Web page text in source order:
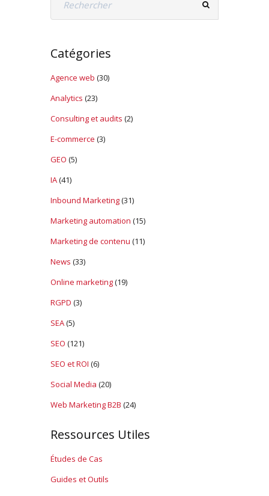
Catégories
Agence web (30)
Analytics (23)
Consulting et audits (2)
E-commerce (3)
GEO (5)
IA(41)
Inbound Marketing(31)
Marketing automation (15)
Marketing de contenu (11)
News (33)
Online marketing(19)
RGPD (3)
SEA(5)
SEO (121)
SEO et ROI (6)
Social Media (20)
Web Marketing B2B (24)
Ressources Utiles
Études de Cas
Guides et Outils